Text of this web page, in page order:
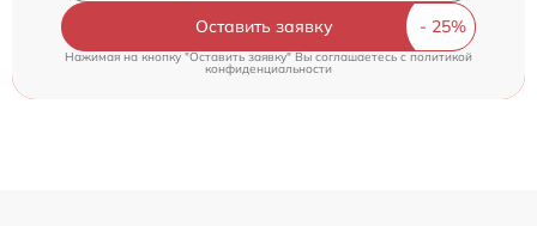
Оставить заявку
Нажимая на кнопку "Оставить заявку" Вы соглашаетесь cполитикой
конфиденциальности